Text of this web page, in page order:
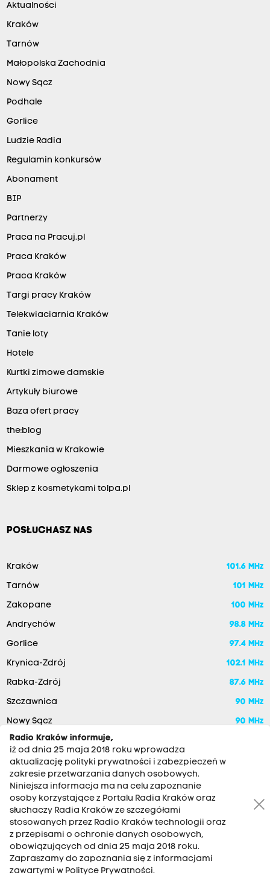
Aktualności
Kraków
Tarnów
Małopolska Zachodnia
Nowy Sącz
Podhale
Gorlice
Ludzie Radia
Regulamin konkursów
Abonament
BIP
Partnerzy
Praca na Pracuj.pl
Praca Kraków
Praca Kraków
Targi pracy Kraków
Telekwiaciarnia Kraków
Tanie loty
Hotele
Kurtki zimowe damskie
Artykuły biurowe
Baza ofert pracy
the:blog
Mieszkania w Krakowie
Darmowe ogłoszenia
Sklep z kosmetykami tolpa.pl
POSŁUCHASZ NAS
Kraków 101.6 MHz
Tarnów 101 MHz
Zakopane 100 MHz
Andrychów 98.8 MHz
Gorlice 97.4 MHz
Krynica-Zdrój 102.1 MHz
Rabka-Zdrój 87.6 MHz
Szczawnica 90 MHz
Nowy Sącz 90 MHz
RADIO KRAKÓW SA. Aleja Juliusza Słowackiego 22, 30-007
Kraków
Antena: 12 200 33 33
Radio Kraków informuje,
iż od dnia 25 maja 2018 roku wprowadza
aktualizację polityki prywatności i zabezpieczeń w
zakresie przetwarzania danych osobowych.
Niniejsza informacja ma na celu zapoznanie
osoby korzystające z Portalu Radia Kraków oraz
słuchaczy Radia Kraków ze szczegółami
stosowanych przez Radio Kraków technologii oraz
z przepisami o ochronie danych osobowych,
obowiązujących od dnia 25 maja 2018 roku.
Zapraszamy do zapoznania się z informacjami
zawartymi w Polityce Prywatności.